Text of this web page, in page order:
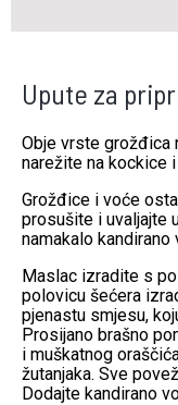
Upute za
Obje vrste grožđica
narežite na kockice
Grožđice i voće
prosušite i uvaljajte
namakalo kandirano
Maslac izradite s
polovicu šećera
pjenastu smjesu,
Prosijano brašno
i muškatnog
žutanjaka. Sve
Dodajte kandirano